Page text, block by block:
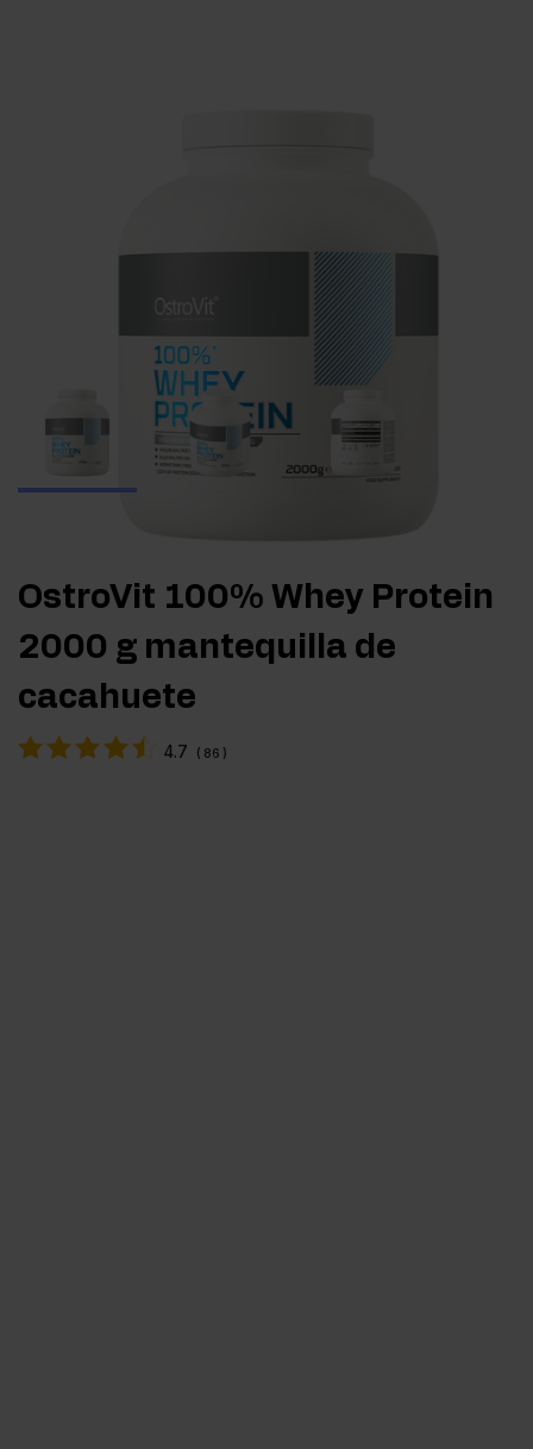
OstroVit 100% Whey Protein
2000 g mantequilla de
cacahuete
4.7 ( 86 )